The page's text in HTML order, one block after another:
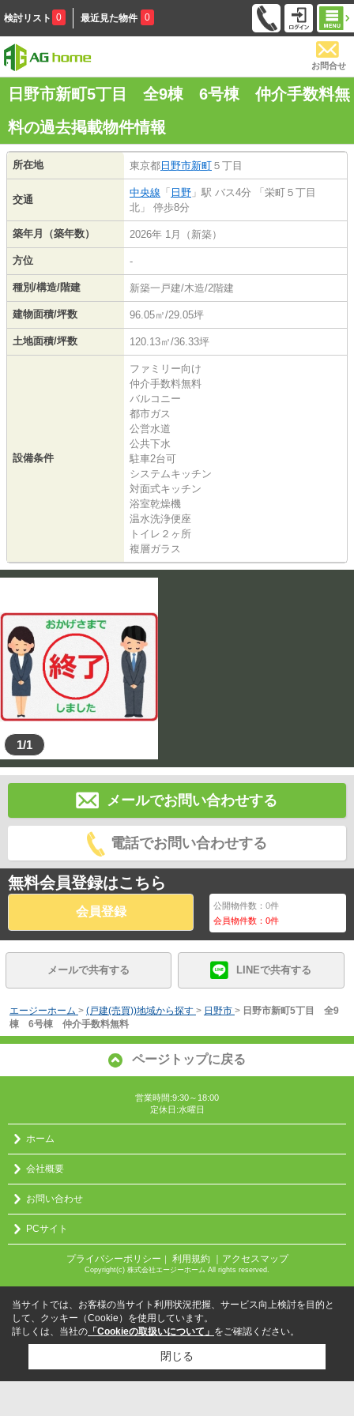
検討リスト 0 最近見た物件 0
お問合せ
日野市新町5丁目 全9棟 6号棟 仲介手数料無
料の過去掲載物件情報
所在地 東京都 日野市新町 ５丁目
交通
中央線 「 日野 」駅 バス4分 「栄町５丁目
北」 停歩8分
築年月（築年数） 2026年 1月（新築）
方位 -
種別/構造/階建 新築一戸建/木造/2階建
建物面積/坪数 96.05㎡/29.05坪
土地面積/坪数 120.13㎡/36.33坪
設備条件
ファミリー向け
仲介手数料無料
バルコニー
都市ガス
公営水道
公共下水
駐車2台可
システムキッチン
対面式キッチン
浴室乾燥機
温水洗浄便座
トイレ２ヶ所
複層ガラス
1/1
メールでお問い合わせする
電話でお問い合わせする
無料会員登録はこちら
会員登録 公開物件数：0件
会員物件数：0件
メールで共有する LINEで共有する
エージーホーム > (戸建(売買))地域から探す > 日野市 > 日野市新町5丁目 全9
棟 6号棟 仲介手数料無料
ページトップに戻る
営業時間:9:30～18:00
定休日:水曜日
ホーム
会社概要
お問い合わせ
PCサイト
プライバシーポリシー ｜ 利用規約 ｜アクセスマップ
Copyright(c) 株式会社エージーホーム All rights reserved.
当サイトでは、お客様の当サイト利用状況把握、サービス向上検討を目的と
して、クッキー（Cookie）を使用しています。
詳しくは、当社の 「Cookieの取扱いについて」 をご確認ください。
閉じる